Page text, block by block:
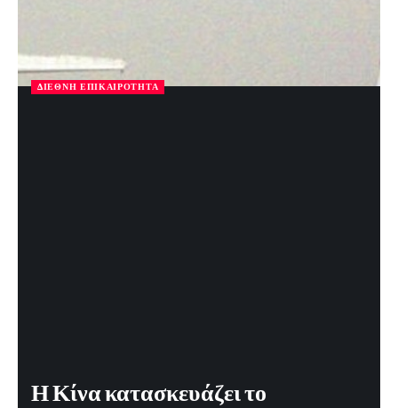
ΔΙΕΘΝΉ ΕΠΙΚΑΙΡΌΤΗΤΑ
Η Κίνα κατασκευάζει το